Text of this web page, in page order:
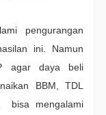
pengurangan
ini. Namun
agar daya beli
BBM, TDL
bisa mengalami